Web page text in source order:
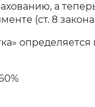
а
(ст. 8
определяется